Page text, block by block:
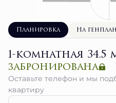
На генплане
1-комнатная 34.5
забронирована
Оставьте телефон и мы
квартиру